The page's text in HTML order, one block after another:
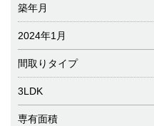
築年月
2024年1月
間取りタイプ
3LDK
専有面積